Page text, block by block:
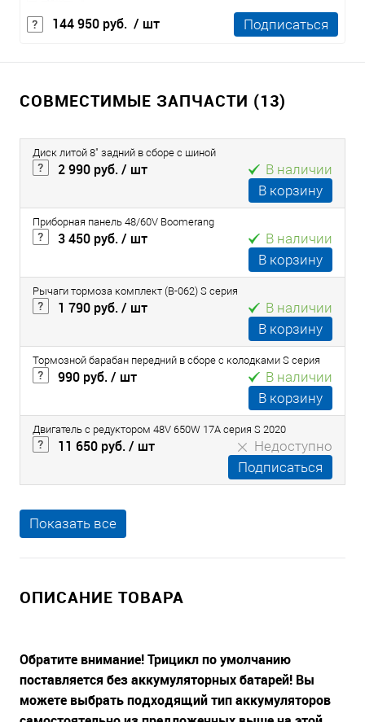
144 950 руб. / шт Подписаться
СОВМЕСТИМЫЕ ЗАПЧАСТИ (13)
Диск литой 8" задний в сборе с шиной
2 990 руб./ шт
В наличии
В корзину
Приборная панель 48/60V Boomerang
3 450 руб./ шт
В наличии
В корзину
Рычаги тормоза комплект (B-062) S серия
1 790 руб./ шт
В наличии
В корзину
Тормозной барабан передний в сборе с колодками S серия
990 руб./ шт
В наличии
В корзину
Двигатель с редуктором 48V 650W 17A серия S 2020
11 650 руб./ шт
Недоступно
Подписаться
Показать все
ОПИСАНИЕ ТОВАРА
Обратите внимание! Трицикл по умолчанию
поставляется без аккумуляторных батарей! Вы
можете выбрать подходящий тип аккумуляторов